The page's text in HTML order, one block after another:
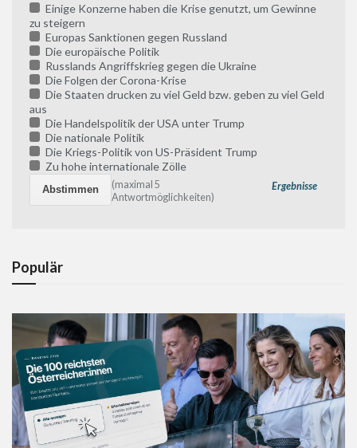
Einige Konzerne haben die Krise genutzt, um Gewinne
zu steigern
Europas Sanktionen gegen Russland
Die europäische Politik
Russlands Angriffskrieg gegen die Ukraine
Die Folgen der Corona-Krise
Die Staaten drucken zu viel Geld bzw. geben zu viel Geld
aus
Die Handelspolitik der USA unter Trump
Die nationale Politik
Die Kriegs-Politik von US-Präsident Trump
Zu hohe internationale Zölle
Ergebnisse
(maximal 5
Antwortmöglichkeiten)
Populär